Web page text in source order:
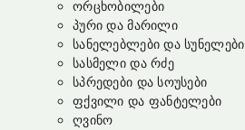
ორცხობილები
პური და მარილი
სანელებლები და სუნელები
სასმელი და რძე
სპრედები და სოუსები
ფქვილი და ფანტელები
ღვინო